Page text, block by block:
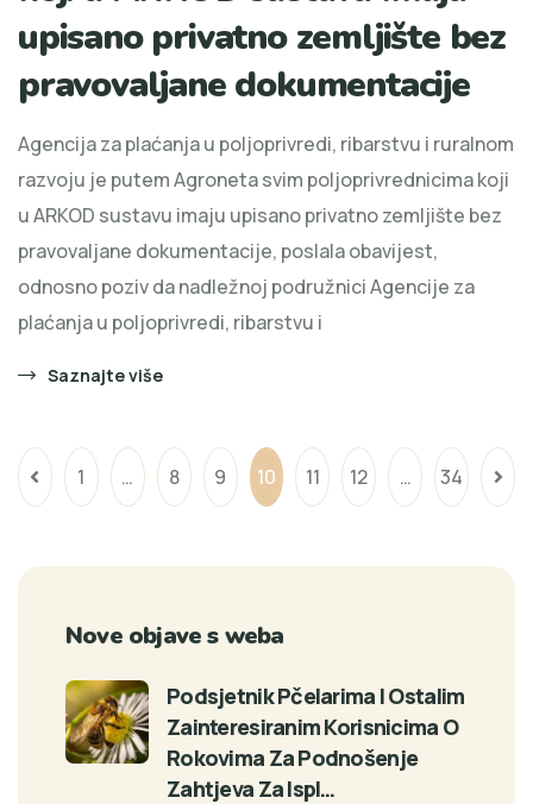
upisano privatno zemljište bez
pravovaljane dokumentacije
Agencija za plaćanja u poljoprivredi, ribarstvu i ruralnom
razvoju je putem Agroneta svim poljoprivrednicima koji
u ARKOD sustavu imaju upisano privatno zemljište bez
pravovaljane dokumentacije, poslala obavijest,
odnosno poziv da nadležnoj podružnici Agencije za
plaćanja u poljoprivredi, ribarstvu i
Saznajte više
1 … 8 9 10 11 12 … 34
Nove objave s weba
Podsjetnik Pčelarima I Ostalim
Zainteresiranim Korisnicima O
Rokovima Za Podnošenje
Zahtjeva Za Ispl…